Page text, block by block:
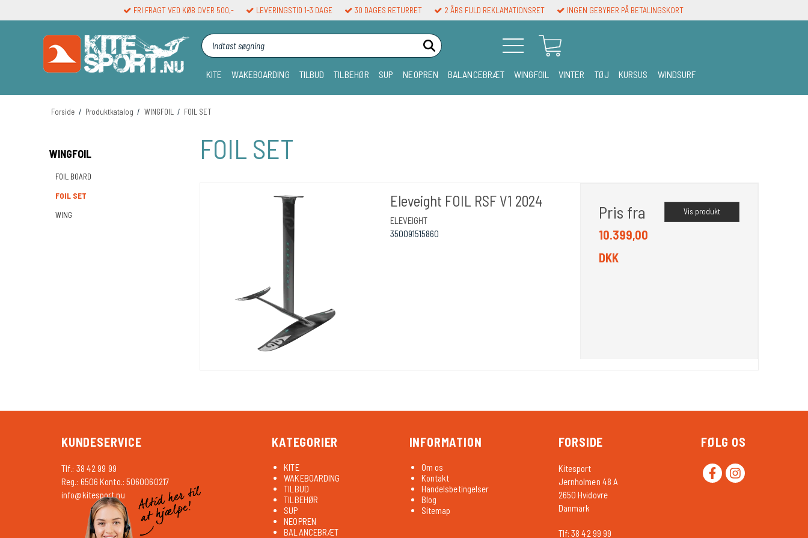
FRI FRAGT VED KØB OVER 500,- LEVERINGSTID 1-3 DAGE 30 DAGES RETURRET 2 ÅRS FULD REKLAMATIONSRET INGEN GEBYRER PÅ BETALINGSKORT
Indtast søgning
KITE WAKEBOARDING TILBUD TILBEHØR SUP NEOPREN BALANCEBRÆT WINGFOIL VINTER TØJ KURSUS WINDSURF
Forside / Produktkatalog / WINGFOIL / FOIL SET
WINGFOIL
FOIL BOARD
FOIL SET
WING
FOIL SET
Eleveight FOIL RSF V1 2024
ELEVEIGHT
350091515860
Pris fra
10.399,00
DKK
Vis produkt
KUNDESERVICE
Tlf.: 38 42 99 99
Reg.: 6506 Konto.: 5060060217
info@kitesport.nu
KATEGORIER
KITE
WAKEBOARDING
TILBUD
TILBEHØR
SUP
NEOPREN
BALANCEBRÆT
INFORMATION
Om os
Kontakt
Handelsbetingelser
Blog
Sitemap
FORSIDE
Kitesport
Jernholmen 48 A
2650 Hvidovre
Danmark
Tlf: 38 42 99 99
FØLG OS